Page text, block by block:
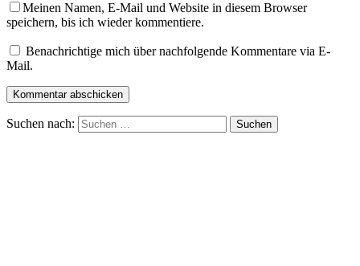
Meinen Namen, E-Mail und Website in diesem Browser
speichern, bis ich wieder kommentiere.
Benachrichtige mich über nachfolgende Kommentare via E-
Mail.
Suchen nach: